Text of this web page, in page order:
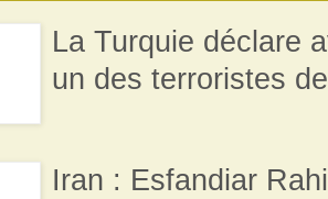
La Turquie déclare
un des terroristes
Iran : Esfandiar